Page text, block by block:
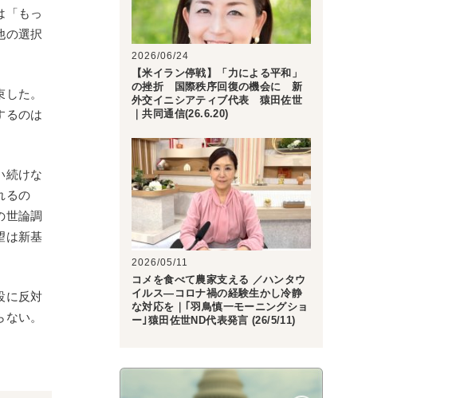
「もっ
の選択
た。
るのは
続けな
るの
世論調
は新基
に反対
い。
2026/06/24
【米イラン停戦】「力による平和」
の挫折 国際秩序回復の機会に 新
外交イニシアティブ代表 猿田佐世
｜共同通信(26.6.20)
2026/05/11
コメを食べて農家支える ／ハンタウ
イルス―コロナ禍の経験生かし冷静
な対応を｜｢羽鳥慎一モーニングショ
ー｣猿田佐世ND代表発言 (26/5/11)